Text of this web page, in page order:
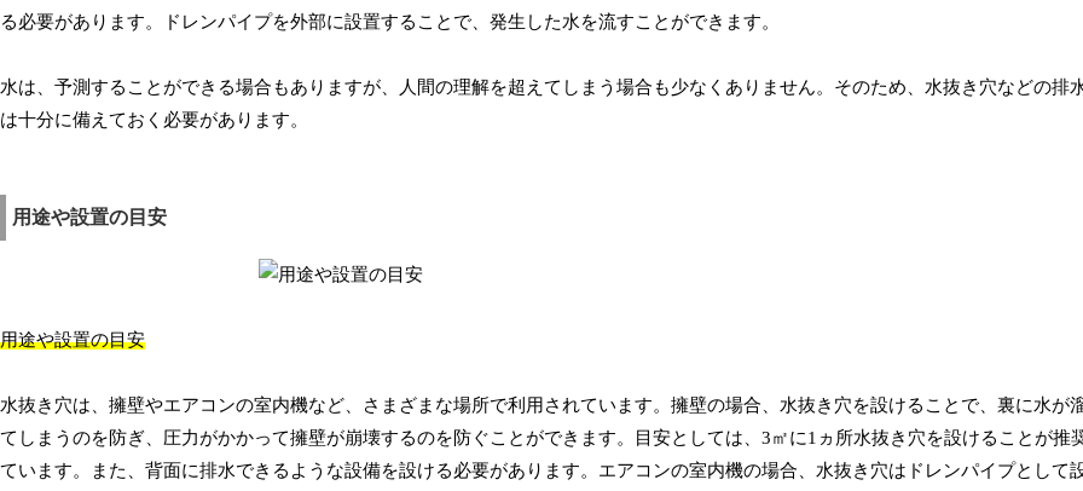
る必要があります。ドレンパイプを外部に設置することで、発生した水を流すことができます。
水は、予測することができる場合もありますが、人間の理解を超えてしまう場合も少なくありません。そのため、水抜き穴などの排
は十分に備えておく必要があります。
用途や設置の目安
用途や設置の目安
水抜き穴は、擁壁やエアコンの室内機など、さまざまな場所で利用されています。擁壁の場合、水抜き穴を設けることで、裏に水が
てしまうのを防ぎ、圧力がかかって擁壁が崩壊するのを防ぐことができます。目安としては、3㎡に1ヵ所水抜き穴を設けることが推
ています。また、背面に排水できるような設備を設ける必要があります。エアコンの室内機の場合、水抜き穴はドレンパイプとして